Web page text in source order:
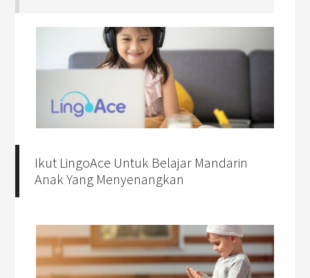
Ikut LingoAce Untuk Belajar Mandarin
Anak Yang Menyenangkan